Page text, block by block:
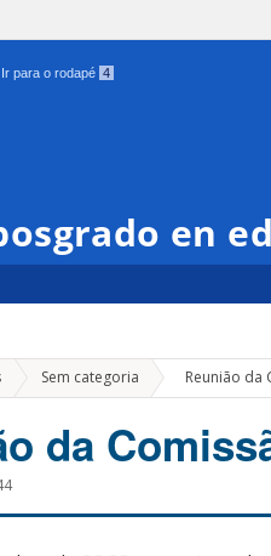
Ir para o rodapé 4
en
Sem categoria » Reunião da
da